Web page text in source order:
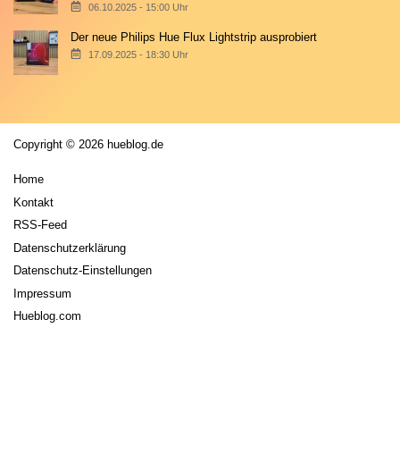
06.10.2025 - 15:00 Uhr
Der neue Philips Hue Flux Lightstrip ausprobiert
17.09.2025 - 18:30 Uhr
Copyright © 2026 hueblog.de
Home
Kontakt
RSS-Feed
Datenschutzerklärung
Datenschutz-Einstellungen
Impressum
Hueblog.com